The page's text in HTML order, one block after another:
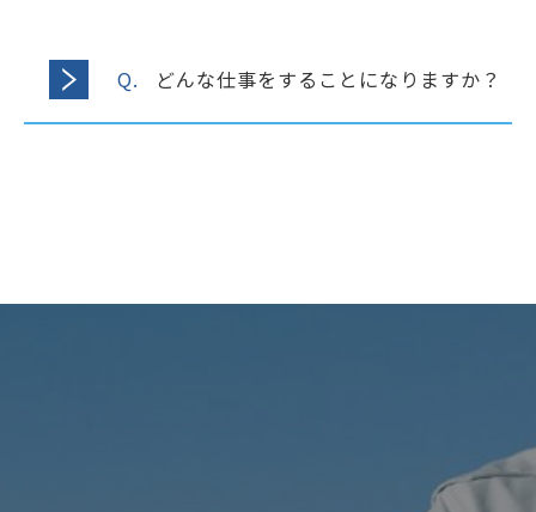
どんな仕事をすることになりますか？